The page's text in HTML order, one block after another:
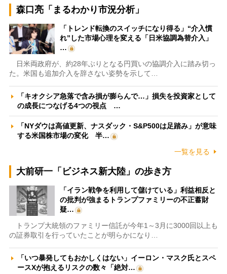
森口亮「まるわかり市況分析」
「トレンド転換のスイッチになり得る」“介入慣
れ”した市場心理を変える「日米協調為替介入」
…
日米両政府が、約28年ぶりとなる円買いの協調介入に踏み切っ
た。米国も追加介入を辞さない姿勢を示して…
「キオクシア急落で含み損が膨らんで…」損失を投資家として
の成長につなげる4つの視点 …
「NYダウは高値更新、ナスダック・S&P500は足踏み」が意味
する米国株市場の変化 半…
一覧を見る
大前研一「ビジネス新大陸」の歩き方
「イラン戦争を利用して儲けている」利益相反と
の批判が強まるトランプファミリーの不正蓄財
疑…
トランプ大統領のファミリー信託が今年1～3月に3000回以上も
の証券取引を行っていたことが明らかになり…
「いつ暴発してもおかしくはない」イーロン・マスク氏とスペ
ースXが抱えるリスクの数々「絶対…